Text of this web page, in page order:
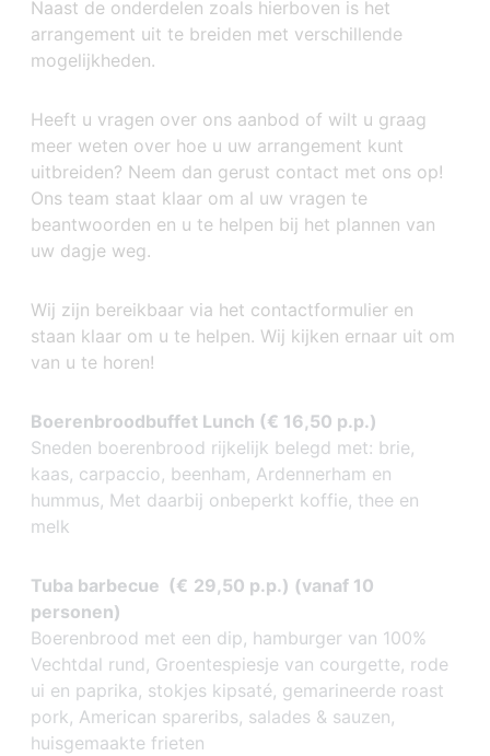
Naast de onderdelen zoals hierboven is het
arrangement uit te breiden met verschillende
mogelijkheden.
Heeft u vragen over ons aanbod of wilt u graag
meer weten over hoe u uw arrangement kunt
uitbreiden? Neem dan gerust contact met ons op!
Ons team staat klaar om al uw vragen te
beantwoorden en u te helpen bij het plannen van
uw dagje weg.
Wij zijn bereikbaar via het contactformulier en
staan klaar om u te helpen. Wij kijken ernaar uit om
van u te horen!
Boerenbroodbuffet Lunch (€ 16,50 p.p.)
Sneden boerenbrood rijkelijk belegd met: brie,
kaas, carpaccio, beenham, Ardennerham en
hummus, Met daarbij onbeperkt koffie, thee en
melk
Tuba barbecue (€ 29,50 p.p.) (vanaf 10
personen)
Boerenbrood met een dip, hamburger van 100%
Vechtdal rund, Groentespiesje van courgette, rode
ui en paprika, stokjes kipsaté, gemarineerde roast
pork, American spareribs, salades & sauzen,
huisgemaakte frieten